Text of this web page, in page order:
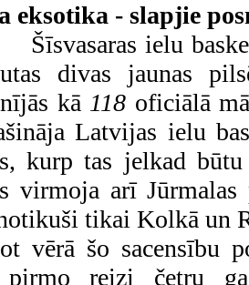
eksotika - slapjie
Šīsvasaras ielu
divas jaunas
kā 118 oficiālā
Latvijas ielu
kurp tas jelkad
virmoja arī
tikai Kolkā un
vērā šo sacensību
reizi četru